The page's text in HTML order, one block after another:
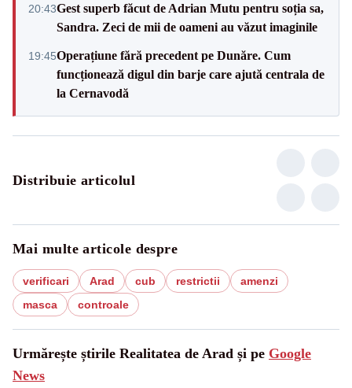
20:43Gest superb făcut de Adrian Mutu pentru soția sa,
Sandra. Zeci de mii de oameni au văzut imaginile
19:45Operațiune fără precedent pe Dunăre. Cum
funcționează digul din barje care ajută centrala de
la Cernavodă
Distribuie articolul
Mai multe articole despre
verificari Arad cub restrictii
amenzi
masca
controale
Urmărește știrile Realitatea de Arad și pe Google
News